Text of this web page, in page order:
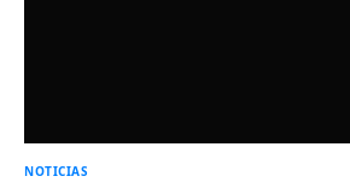
NOTICIAS